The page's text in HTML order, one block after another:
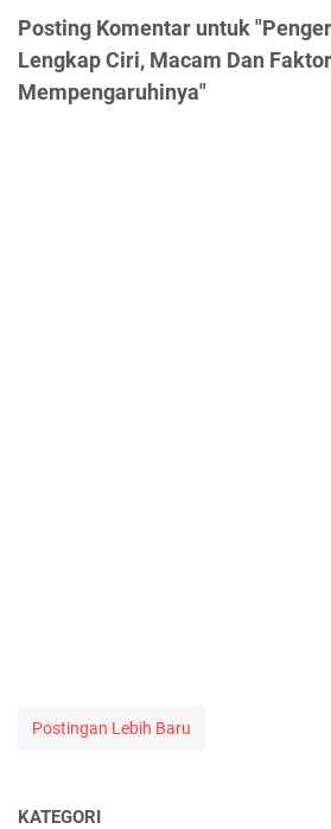
Posting Komentar untuk
Lengkap Ciri, Macam Dan
Mempengaruhinya"
Postingan Lebih Baru
KATEGORI